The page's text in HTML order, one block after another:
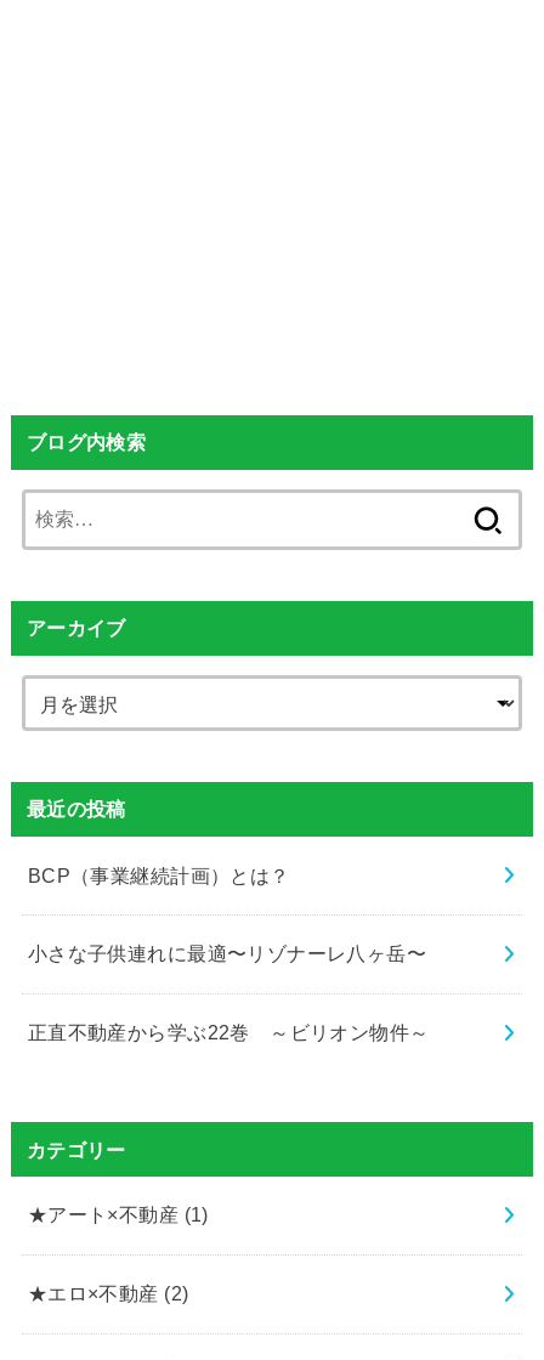
ブログ内検索
索:
アーカイブ
最近の投稿
BCP（事業継続計画）とは？
小さな子供連れに最適〜リゾナーレ八ヶ岳〜
正直不動産から学ぶ22巻 ～ビリオン物件～
カテゴリー
★アート×不動産 (1)
★エロ×不動産 (2)